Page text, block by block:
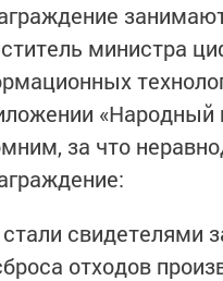
министра
«Народный
за что
стали свидетелями
отходов